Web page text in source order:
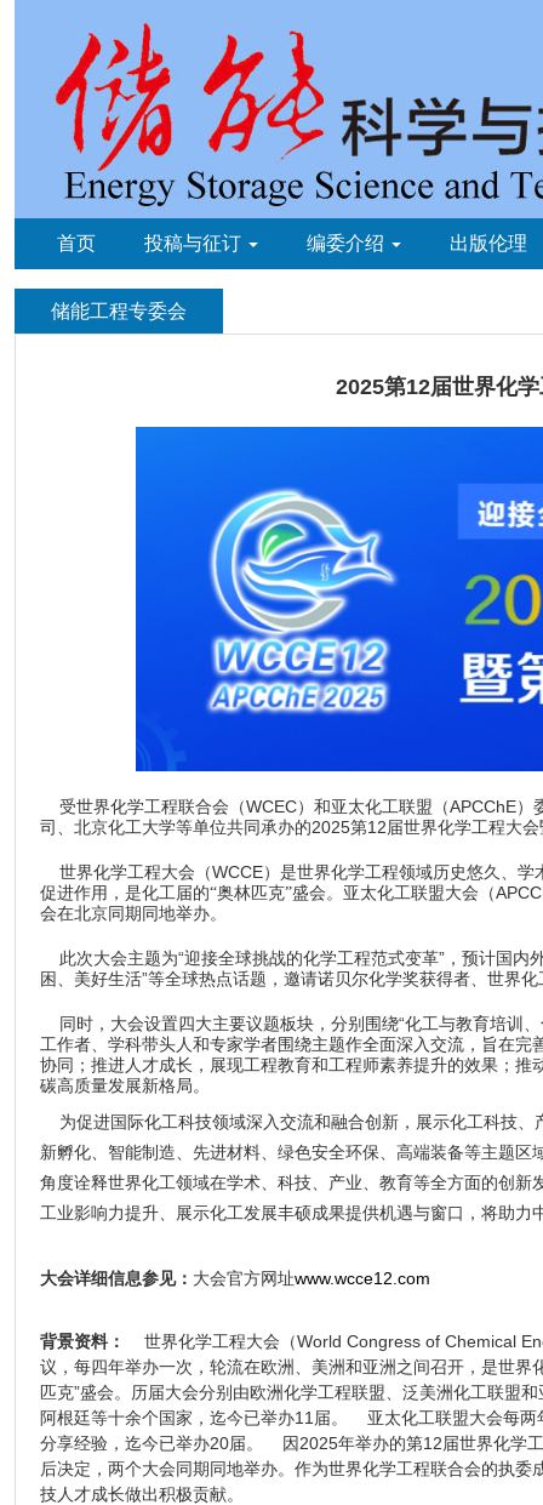
首页 投稿与征订 编委介绍 出版伦理
储能工程专委会
2025第12届世界化
受世界化学工程联合会（WCEC）和亚太化工联盟（APCChE）
司、北京化工大学等单位共同承办的2025第12届世界化学工程大会
世界化学工程大会（WCCE）是世界化学工程领域历史悠久、
促进作用，是化工届的“奥林匹克”盛会。亚太化工联盟大会（
会在北京同期同地举办。
此次大会主题为“迎接全球挑战的化学工程范式变革” ，预计国内
困、美好生活”等全球热点话题，邀请诺贝尔化学奖获得者、世界
同时，大会设置四大主要议题板块，分别围绕“化工与教育培训
工作者、学科带头人和专家学者围绕主题作全面深入交流，旨在
协同；推进人才成长，展现工程教育和工程师素养提升的效果；
碳高质量发展新格局。
为促进国际化工科技领域深入交流和融合创新，展示化工科技、
新孵化、智能制造、先进材料、绿色安全环保、高端装备等主题
角度诠释世界化工领域在学术、科技、产业、教育等全方面的创
工业影响力提升、展示化工发展丰硕成果提供机遇与窗口，将助
大会详细信息参见： 大会官方网址www.wcce12.com
背景资料：
世界化学工程大会（World Congress of Chemical
议，每四年举办一次，轮流在欧洲、美洲和亚洲之间召开，是世
匹克”盛会。历届大会分别由欧洲化学工程联盟、泛美洲化工联盟
阿根廷等十余个国家，迄今已举办11届。
亚太化工联盟大会每两
分享经验，迄今已举办20届。
因2025年举办的第12届世界化学
后决定，两个大会同期同地举办。作为世界化学工程联合会的执
技人才成长做出积极贡献。